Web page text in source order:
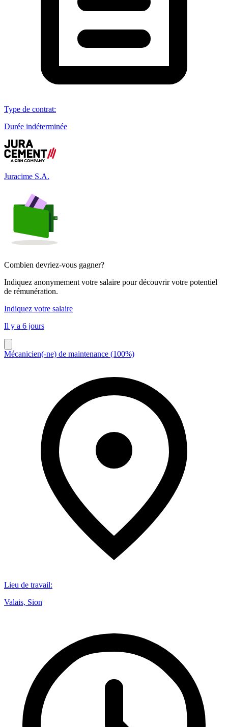
Type de contrat:
Durée indéterminée
Juracime S.A.
Combien devriez-vous gagner?
Indiquez anonymement votre salaire pour découvrir votre potentiel
de rémunération.
Indiquez votre salaire
Il y a 6 jours
Mécanicien(-ne) de maintenance (100%)
Lieu de travail:
Valais, Sion